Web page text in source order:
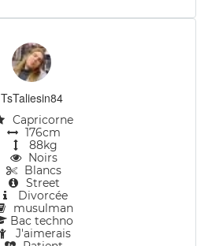
TsTaliesin84
Capricorne
176cm
88kg
Noirs
Blancs
Street
Divorcée
musulman
Bac techno
J'aimerais